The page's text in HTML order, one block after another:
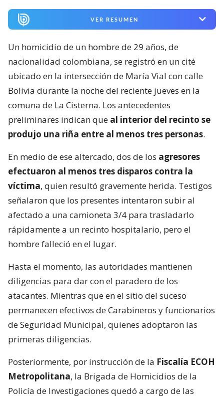
VER RESUMEN
Un homicidio de un hombre de 29 años, de
nacionalidad colombiana, se registró en un cité
ubicado en la intersección de María Vial con calle
Bolivia durante la noche del reciente jueves en la
comuna de La Cisterna. Los antecedentes
preliminares indican que al interior del recinto se
produjo una riña entre al menos tres personas.
En medio de ese altercado, dos de los agresores
efectuaron al menos tres disparos contra la
víctima, quien resultó gravemente herida. Testigos
señalaron que los presentes intentaron subir al
afectado a una camioneta 3/4 para trasladarlo
rápidamente a un recinto hospitalario, pero el
hombre falleció en el lugar.
Hasta el momento, las autoridades mantienen
diligencias para dar con el paradero de los
atacantes. Mientras que en el sitio del suceso
permanecen efectivos de Carabineros y funcionarios
de Seguridad Municipal, quienes adoptaron las
primeras diligencias.
Posteriormente, por instrucción de la Fiscalía ECOH
Metropolitana, la Brigada de Homicidios de la
Policía de Investigaciones quedó a cargo de las